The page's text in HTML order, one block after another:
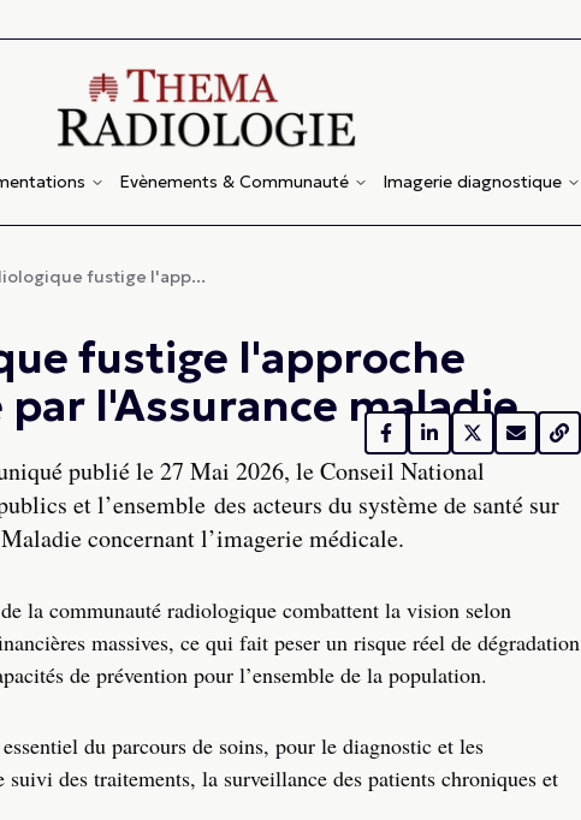
Evènements & Communauté Imagerie diagnostique
fustige l'app...
fustige l'approche
l'Assurance maladie
publié le 27 Mai 2026, le Conseil National
et l’ensemble des acteurs du système de santé sur
concernant l’imagerie médicale.
la communauté radiologique combattent la vision selon
massives, ce qui fait peser un risque réel de dégradation
de prévention pour l’ensemble de la population.
du parcours de soins, pour le diagnostic et les
des traitements, la surveillance des patients chroniques et